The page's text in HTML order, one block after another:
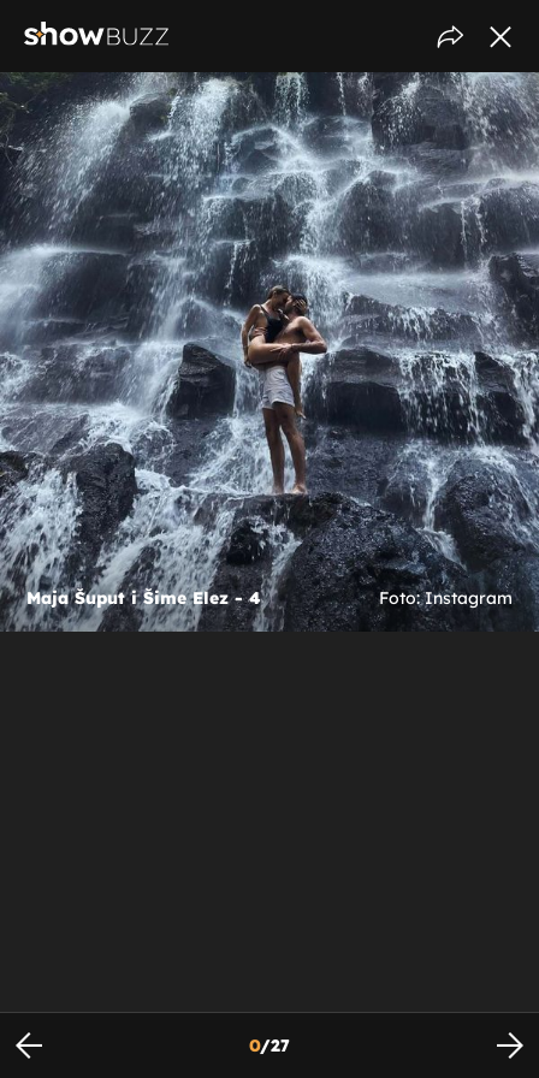
Maja Šuput i Šime Elez - 4 Foto: Instagram
0/27